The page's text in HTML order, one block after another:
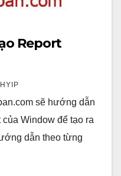
Report
sẽ hướng dẫn
Window để tạo ra
dẫn theo từng